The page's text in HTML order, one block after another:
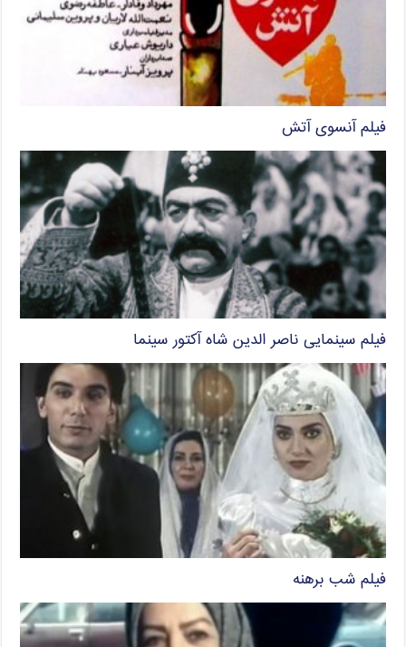
فیلم آنسوی آتش
فیلم سینمایی ناصر الدین شاه آکتور سینما
فیلم شب برهنه